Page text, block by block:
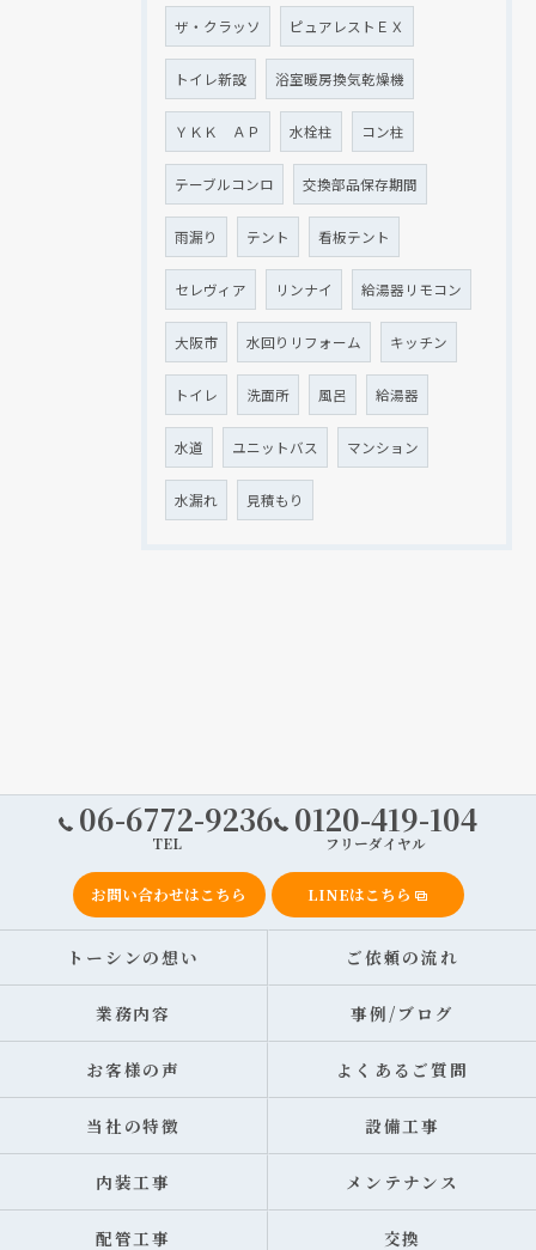
ザ・クラッソ ピュアレストＥＸ
トイレ新設 浴室暖房換気乾燥機
ＹＫＫ ＡＰ 水栓柱 コン柱
テーブルコンロ 交換部品保存期間
雨漏り テント 看板テント
セレヴィア リンナイ 給湯器リモコン
大阪市 水回りリフォーム キッチン
トイレ 洗面所 風呂 給湯器
水道 ユニットバス マンション
水漏れ 見積もり
06-6772-9236
TEL
0120-419-104
フリーダイヤル
お問い合わせはこちら LINEはこちら
トーシンの想い ご依頼の流れ
業務内容 事例/ブログ
お客様の声 よくあるご質問
当社の特徴 設備工事
内装工事 メンテナンス
配管工事 交換